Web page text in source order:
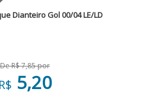
Dianteiro Gol 00/04 LE/LD
De R$ 7,85 por
R$ 5,20